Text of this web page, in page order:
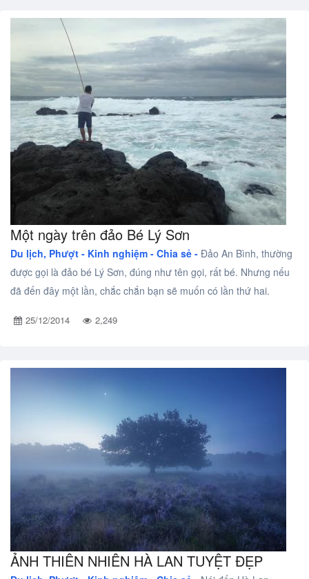
Một ngày trên đảo Bé Lý Sơn
Du lịch, Phượt - Kinh nghiệm - Chia sẻ - Đảo An Bình, thường
được gọi là đảo bé Lý Sơn, đúng như tên gọi, rất bé. Nhưng nếu
đã đến đây một lần, chắc chắn bạn sẽ muốn có lần thứ hai.
25/12/2014 2,249
ẢNH THIÊN NHIÊN HÀ LAN TUYỆT ĐẸP